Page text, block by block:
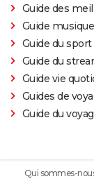
Guide des
Guide musique
Guide du sport
Guide du
Guide vie
Guides de
Guide du
Qui sommes-